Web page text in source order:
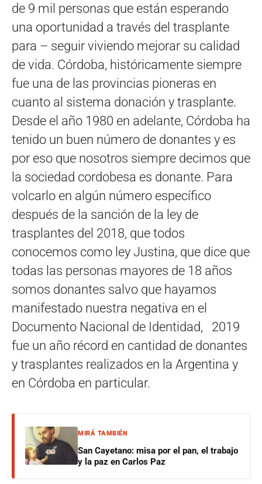
de 9 mil personas que están esperando
una oportunidad a través del trasplante
para – seguir viviendo mejorar su calidad
de vida. Córdoba, históricamente siempre
fue una de las provincias pioneras en
cuanto al sistema donación y trasplante.
Desde el año 1980 en adelante, Córdoba ha
tenido un buen número de donantes y es
por eso que nosotros siempre decimos que
la sociedad cordobesa es donante. Para
volcarlo en algún número específico
después de la sanción de la ley de
trasplantes del 2018, que todos
conocemos como ley Justina, que dice que
todas las personas mayores de 18 años
somos donantes salvo que hayamos
manifestado nuestra negativa en el
Documento Nacional de Identidad, 2019
fue un año récord en cantidad de donantes
y trasplantes realizados en la Argentina y
en Córdoba en particular.
MIRÁ TAMBIÉN
San Cayetano: misa por el pan, el trabajo
y la paz en Carlos Paz